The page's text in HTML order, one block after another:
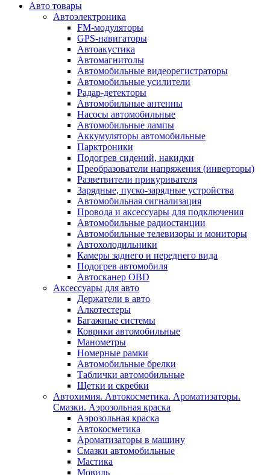
Авто товары
Автоэлектроника
FM-модуляторы
GPS-навигаторы
Автоакустика
Автомагнитолы
Автомобильные видеорегистраторы
Автомобильные усилители
Радар-детекторы
Автомобильные антенны
Насосы автомобильные
Автомобильные лампы
Аккумуляторы автомобильные
Парктроники
Подогрев сидений, накидки
Преобразователи напряжения (инверторы)
Разветвители прикуривателя
Зарядные, пуско-зарядные устройства
Автомобильная сигнализация
Провода и аксессуары для подключения
Автомобильные радиостанции
Автомобильные телевизоры и мониторы
Автохолодильники
Камеры заднего и переднего вида
Подогрев автомобиля
Автосканер OBD
Аксессуары для авто
Держатели в авто
Алкотестеры
Багажные системы
Коврики автомобильные
Манометры
Номерные рамки
Автомобильные брелки
Таблички автомобильные
Щетки и скребки
Автохимия. Автокосметика. Ароматизаторы.
Смазки. Аэрозольная краска
Аэрозольная краска
Автокосметика
Ароматизаторы в машину
Смазки автомобильные
Мастика
Мовиль